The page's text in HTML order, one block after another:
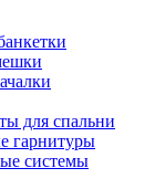
для спальни
гарнитуры
системы